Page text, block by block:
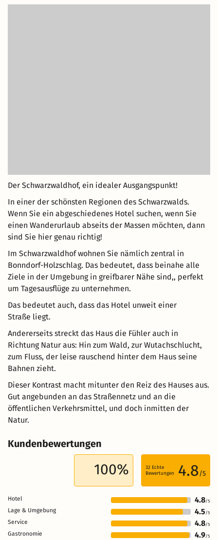
Der Schwarzwaldhof, ein idealer Ausgangs­punkt!
In einer der schönsten Regionen des Schwarzwalds.
Wenn Sie ein abgeschiedenes Hotel suchen, wenn Sie
einen Wanderurlaub abseits der Massen möchten, dann
sind Sie hier genau richtig!
Im Schwarzwaldhof wohnen Sie nämlich zentral in
Bonndorf-Holzschlag. Das bedeutet, dass beinahe alle
Ziele in der Umgebung in greifbarer Nähe sind,, perfekt
um Tagesausflüge zu unternehmen.
Das bedeutet auch, dass das Hotel unweit einer
Straße liegt.
Andererseits streckt das Haus die Fühler auch in
Richtung Natur aus: Hin zum Wald, zur Wutachschlucht,
zum Fluss, der leise rauschend hinter dem Haus seine
Bahnen zieht.
Dieser Kontrast macht mitunter den Reiz des Hauses aus.
Gut angebunden an das Straßennetz und an die
öffentlichen Verkehrsmittel, und doch inmitten der
Natur.
Kundenbewertungen
100% 32 Echte
Bewertungen
4.8/5
Hotel 4.8/5
Lage & Umgebung 4.5 /5
Service 4.8/5
Gastronomie 4.9/5